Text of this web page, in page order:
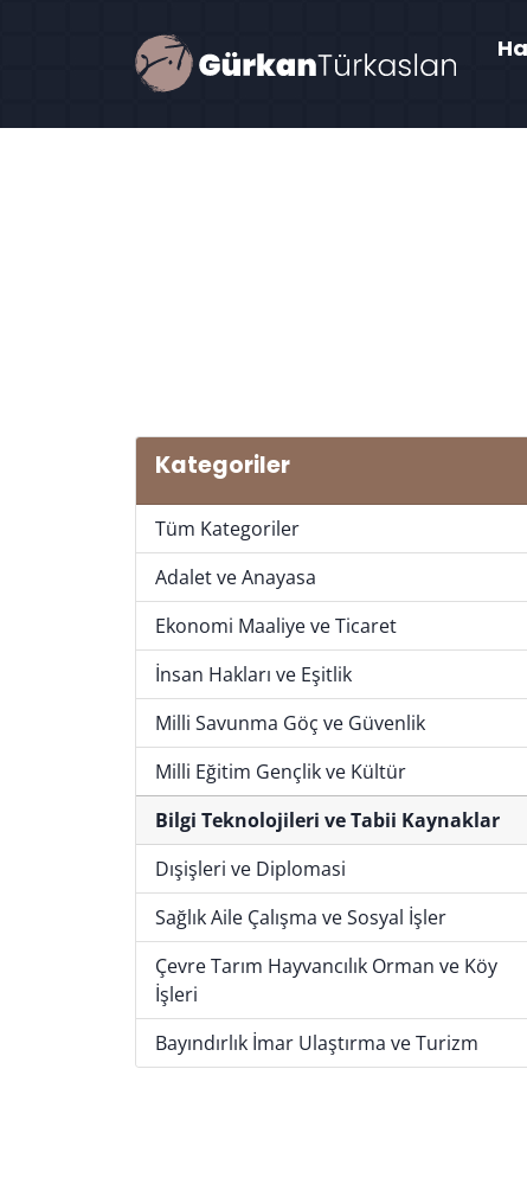
Kategoriler
Tüm Kategoriler
Adalet ve Anayasa
Ekonomi Maaliye ve Ticaret
İnsan Hakları ve Eşitlik
Milli Savunma Göç ve Güvenlik
Milli Eğitim Gençlik ve Kültür
Bilgi Teknolojileri ve Tabii Kaynaklar
Dışişleri ve Diplomasi
Sağlık Aile Çalışma ve Sosyal İşler
Çevre Tarım Hayvancılık Orman ve Köy
İşleri
Bayındırlık İmar Ulaştırma ve Turizm